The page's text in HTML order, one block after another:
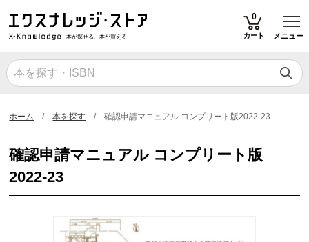
本が探せる、本が買える
0
カート メニュー
ホーム 本を探す 確認申請マニュアル コンプリート版2022-23
確認申請マニュアル コンプリート版
2022-23